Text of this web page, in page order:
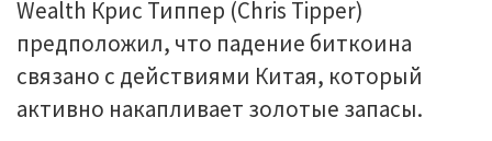
Wealth Крис Типпер (Chris Tipper)
предположил, что падение биткоина
связано с действиями Китая, который
активно накапливает золотые запасы.